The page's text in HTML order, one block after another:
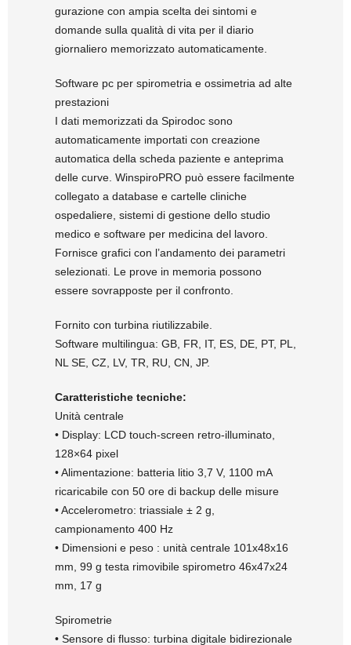
gurazione con ampia scelta dei sintomi e
domande sulla qualità di vita per il diario
giornaliero memorizzato automaticamente.
Software pc per spirometria e ossimetria ad alte
prestazioni
I dati memorizzati da Spirodoc sono
automaticamente importati con creazione
automatica della scheda paziente e anteprima
delle curve. WinspiroPRO può essere facilmente
collegato a database e cartelle cliniche
ospedaliere, sistemi di gestione dello studio
medico e software per medicina del lavoro.
Fornisce grafici con l’andamento dei parametri
selezionati. Le prove in memoria possono
essere sovrapposte per il confronto.
Fornito con turbina riutilizzabile.
Software multilingua: GB, FR, IT, ES, DE, PT, PL,
NL SE, CZ, LV, TR, RU, CN, JP.
Caratteristiche tecniche:
Unità centrale
• Display: LCD touch-screen retro-illuminato,
128×64 pixel
• Alimentazione: batteria litio 3,7 V, 1100 mA
ricaricabile con 50 ore di backup delle misure
• Accelerometro: triassiale ± 2 g,
campionamento 400 Hz
• Dimensioni e peso : unità centrale 101x48x16
mm, 99 g testa rimovibile spirometro 46x47x24
mm, 17 g
Spirometrie
• Sensore di flusso: turbina digitale bidirezionale